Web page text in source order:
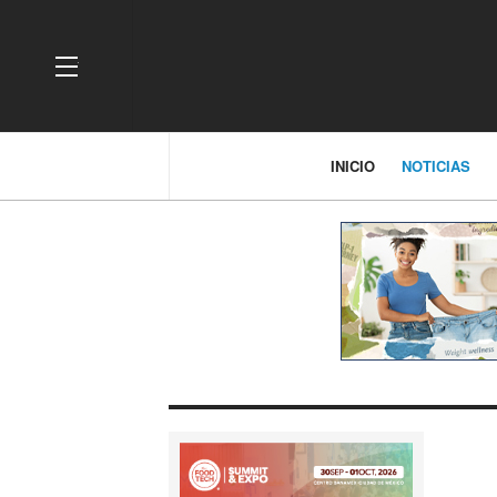
OFF CANVAS
INICIO NOTICIAS